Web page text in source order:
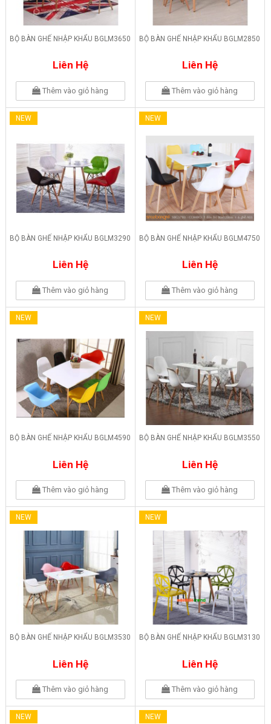
BỘ BÀN GHẾ NHẬP KHẨU BGLM3650
Liên Hệ
Thêm vào giỏ hàng
BỘ BÀN GHẾ NHẬP KHẨU BGLM2850
Liên Hệ
Thêm vào giỏ hàng
NEW
BỘ BÀN GHẾ NHẬP KHẨU BGLM3290
Liên Hệ
Thêm vào giỏ hàng
NEW
BỘ BÀN GHẾ NHẬP KHẨU BGLM4750
Liên Hệ
Thêm vào giỏ hàng
NEW
BỘ BÀN GHẾ NHẬP KHẨU BGLM4590
Liên Hệ
Thêm vào giỏ hàng
NEW
BỘ BÀN GHẾ NHẬP KHẨU BGLM3550
Liên Hệ
Thêm vào giỏ hàng
NEW
BỘ BÀN GHẾ NHẬP KHẨU BGLM3530
Liên Hệ
Thêm vào giỏ hàng
NEW
BỘ BÀN GHẾ NHẬP KHẨU BGLM3130
Liên Hệ
Thêm vào giỏ hàng
NEW NEW